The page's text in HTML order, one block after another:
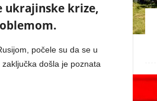
ukrajinske krize,
počele su da se u
došla je poznata